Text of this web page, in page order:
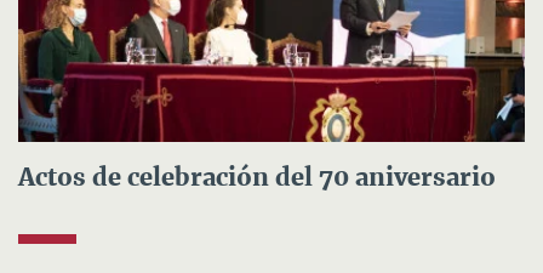
Actos de celebración del 70 aniversario